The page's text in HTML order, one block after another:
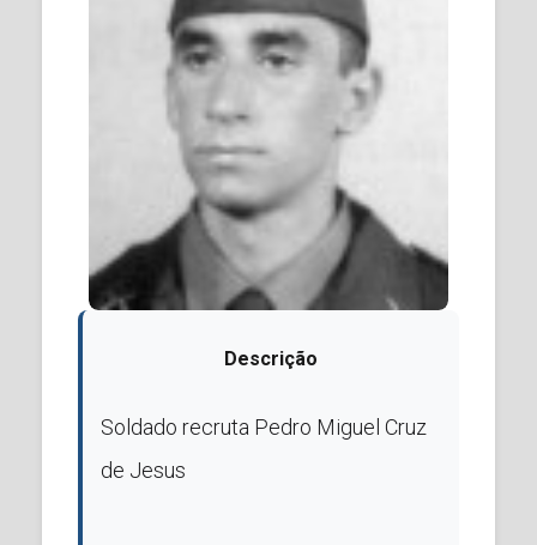
Descrição
Soldado recruta Pedro Miguel Cruz
de Jesus